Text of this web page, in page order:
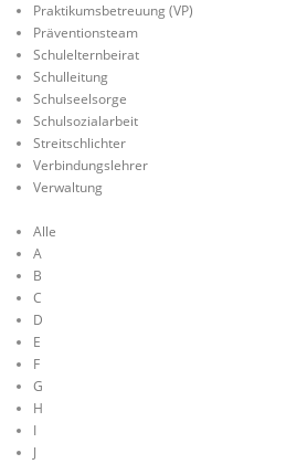
Praktikumsbetreuung (VP)
Präventionsteam
Schulelternbeirat
Schulleitung
Schulseelsorge
Schulsozialarbeit
Streitschlichter
Verbindungslehrer
Verwaltung
Alle
A
B
C
D
E
F
G
H
I
J